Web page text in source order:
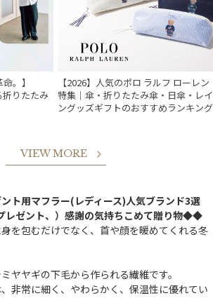
。】
りたたみ
【2026】人気のポロ ラルフ ローレン
特集｜傘・折りたたみ傘・日傘・レイ
ングッズギフトのおすすめランキング
VIEW MORE
ト用マフラー(レディース)人気ブランド3選
レゼント、）感謝の気持ちこめて贈り物◆◆
を包むだけでなく、首や顔を暖めてくれる冬
ヤヤギの下毛から作られる繊維です。
非常に細く、やわらかく、保温性に優れてい